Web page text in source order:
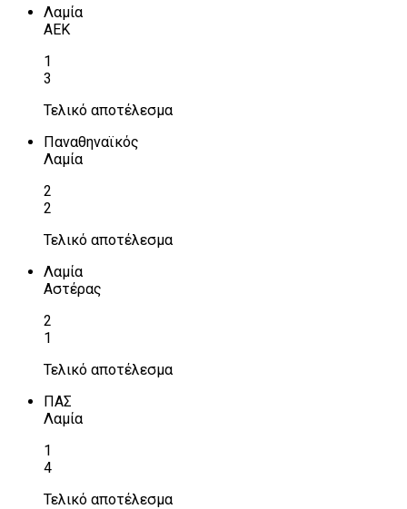
Λαμία
ΑΕΚ
1
3
Τελικό αποτέλεσμα
Παναθηναϊκός
Λαμία
2
2
Τελικό αποτέλεσμα
Λαμία
Αστέρας
2
1
Τελικό αποτέλεσμα
ΠΑΣ
Λαμία
1
4
Τελικό αποτέλεσμα